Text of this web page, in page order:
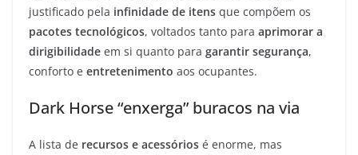
justificado pela infinidade de itens que compõem os
pacotes tecnológicos, voltados tanto para aprimorar a
dirigibilidade em si quanto para garantir segurança,
conforto e entretenimento aos ocupantes.
Dark Horse “enxerga” buracos na via
A lista de recursos e acessórios é enorme, mas